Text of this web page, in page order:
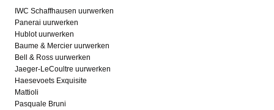
IWC Schaffhausen uurwerken
Panerai uurwerken
Hublot uurwerken
Baume & Mercier uurwerken
Bell & Ross uurwerken
Jaeger-LeCoultre uurwerken
Haesevoets Exquisite
Mattioli
Pasquale Bruni